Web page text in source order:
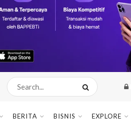
BERITA BISNIS EXPLORE